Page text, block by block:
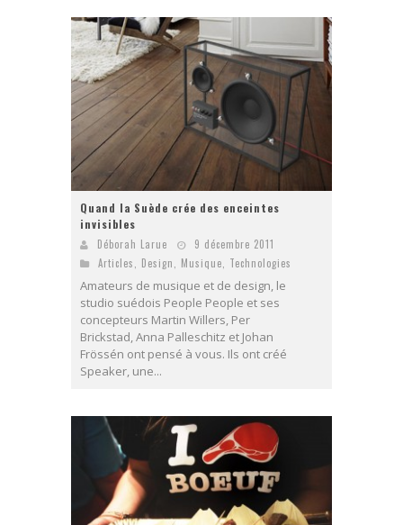
Quand la Suède crée des enceintes
invisibles
Déborah Larue
9 décembre 2011
Articles, Design, Musique, Technologies
Amateurs de musique et de design, le
studio suédois People People et ses
concepteurs Martin Willers, Per
Brickstad, Anna Palleschitz et Johan
Frössén ont pensé à vous. Ils ont créé
Speaker, une...